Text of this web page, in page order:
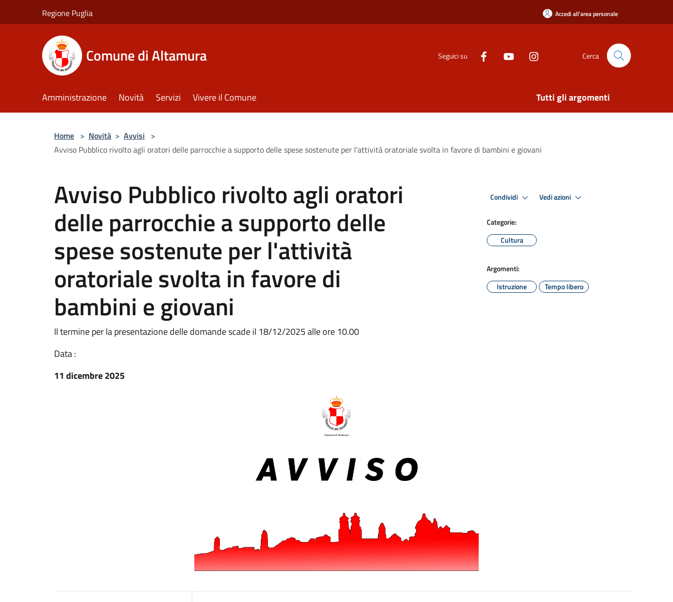
Regione Puglia Accedi all'area personale
Comune di Altamura Seguici su Cerca
Amministrazione Novità Servizi Vivere il Comune Tutti gli argomenti
Home > Novità > Avvisi >
Avviso Pubblico rivolto agli oratori delle parrocchie a supporto delle spese sostenute per l'attività oratoriale svolta in favore di bambini e giovani
Avviso Pubblico rivolto agli oratori
delle parrocchie a supporto delle
spese sostenute per l'attività
oratoriale svolta in favore di
bambini e giovani
Il termine per la presentazione delle domande scade il 18/12/2025 alle ore 10.00
Data :
11 dicembre 2025
Condividi Vedi azioni
Categorie:
Cultura
Argomenti:
Istruzione
Tempo libero